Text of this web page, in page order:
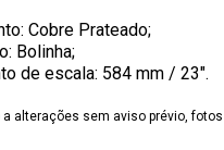
Cobre Prateado;
Bolinha;
de escala: 584 mm / 23".
alterações sem aviso prévio,